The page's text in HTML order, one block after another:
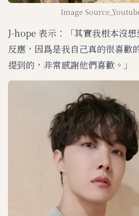
Image
J-hope 表示：「其實我根本沒
反應，因爲是我自己真的很喜歡
提到的，非常感謝他們喜歡。」